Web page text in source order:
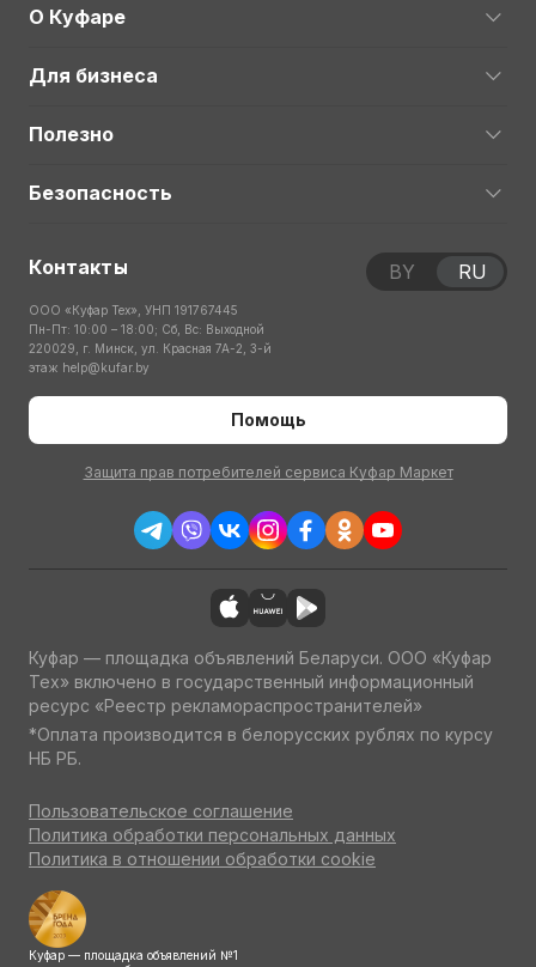
О Куфаре
Для бизнеса
Полезно
Безопасность
Контакты
ООО «Куфар Тех», УНП 191767445
Пн-Пт: 10:00 – 18:00; Сб, Вс: Выходной
220029, г. Минск, ул. Красная 7А-2, 3-й
этаж help@kufar.by
Помощь
Защита прав потребителей сервиса Куфар Маркет
BY RU
Куфар — площадка объявлений Беларуси. ООО «Куфар
Тех» включено в государственный информационный
ресурс «Реестр рекламораспространителей»
*Оплата производится в белорусских рублях по курсу
НБ РБ.
Пользовательское соглашение
Политика обработки персональных данных
Политика в отношении обработки cookie
Куфар — площадка объявлений №1